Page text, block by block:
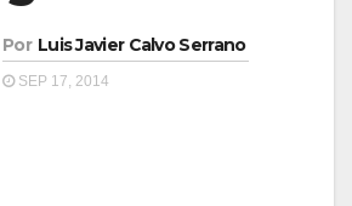
Por Luis Javier Calvo Serrano
SEP 17, 2014